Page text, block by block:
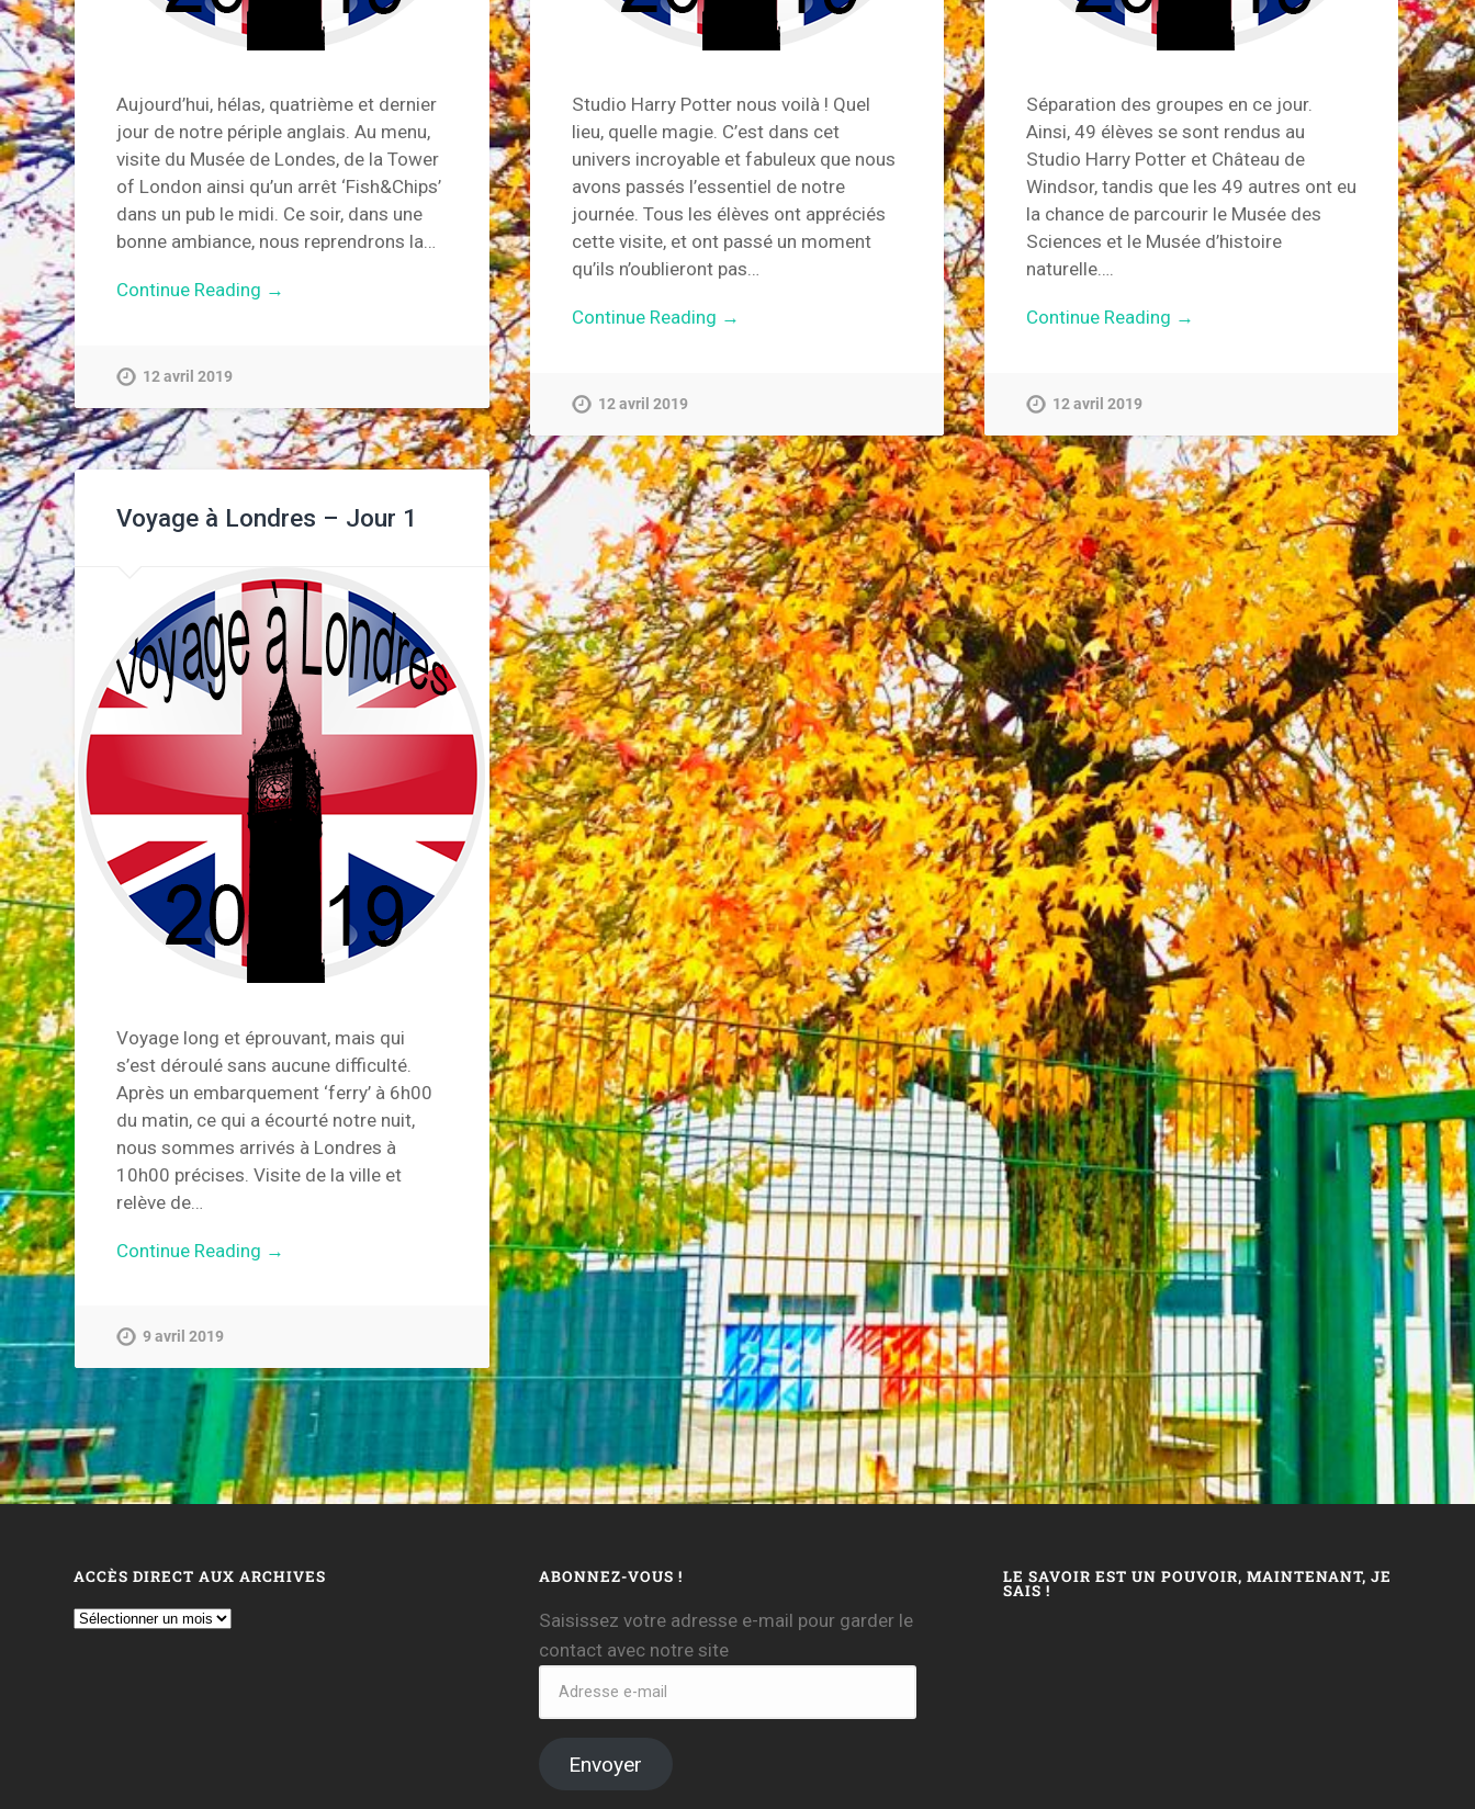
Aujourd’hui, hélas, quatrième et dernier
jour de notre périple anglais. Au menu,
visite du Musée de Londes, de la Tower
of London ainsi qu’un arrêt ‘Fish&Chips’
dans un pub le midi. Ce soir, dans une
bonne ambiance, nous reprendrons la…
Continue Reading →
12 avril 2019
Studio Harry Potter nous voilà ! Quel
lieu, quelle magie. C’est dans cet
univers incroyable et fabuleux que nous
avons passés l’essentiel de notre
journée. Tous les élèves ont appréciés
cette visite, et ont passé un moment
qu’ils n’oublieront pas…
Continue Reading →
12 avril 2019
Séparation des groupes en ce jour.
Ainsi, 49 élèves se sont rendus au
Studio Harry Potter et Château de
Windsor, tandis que les 49 autres ont eu
la chance de parcourir le Musée des
Sciences et le Musée d’histoire
naturelle….
Continue Reading →
12 avril 2019
Voyage à Londres – Jour 1
Voyage long et éprouvant, mais qui
s’est déroulé sans aucune difficulté.
Après un embarquement ‘ferry’ à 6h00
du matin, ce qui a écourté notre nuit,
nous sommes arrivés à Londres à
10h00 précises. Visite de la ville et
relève de…
Continue Reading →
9 avril 2019
ACCÈS DIRECT AUX ARCHIVES ABONNEZ-VOUS !
Saisissez votre adresse e-mail pour garder le
contact avec notre site
Envoyer
LE SAVOIR EST UN POUVOIR, MAINTENANT, JE
SAIS !